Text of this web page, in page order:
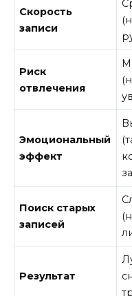
Скорость
записи
Риск
отвлечения
Эмоциональный
эффект
Поиск старых
записей
Результат